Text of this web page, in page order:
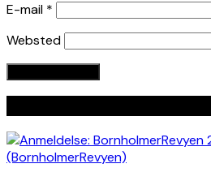
E-mail *
Websted